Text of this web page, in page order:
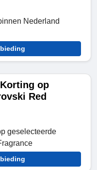
Nederland
op
Red
geselecteerde